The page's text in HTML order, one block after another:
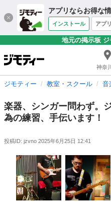
アプリならお得な
インストール アプ
地元の掲示板
神奈
ジモティー 教室・スクール 音
楽器、シンガー問わず。
為の練習、手伝います！
投稿ID: jzvno 2025年6月25日 12:41